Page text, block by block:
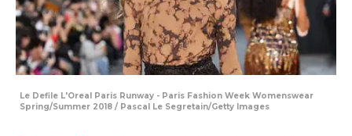
Le Defile L'Oreal Paris Runway - Paris Fashion Week Womenswear
Spring/Summer 2018 / Pascal Le Segretain/Getty Images